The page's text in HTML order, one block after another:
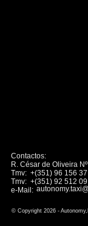
Contactos:
R. César de Oliveira
Tmv: +(351) 96 156
Tmv: +(351) 92 512
e-Mail:
© Copyright 2026 -